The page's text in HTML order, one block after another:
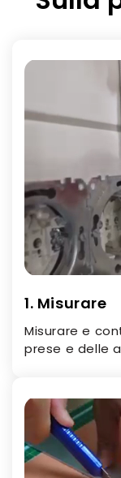
1. Misurare
Misurare e
prese e delle